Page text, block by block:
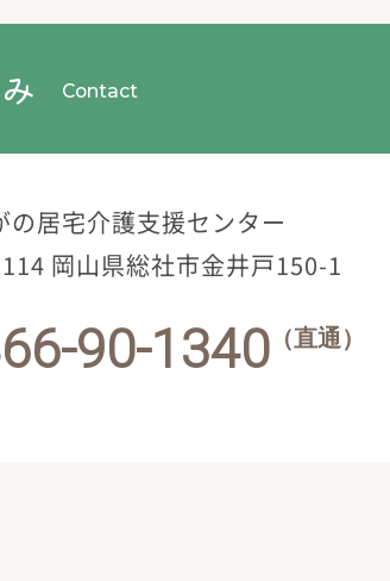
Contact
の居宅介護支援センター
岡山県総社市金井戸150-1
90-1340（直通）